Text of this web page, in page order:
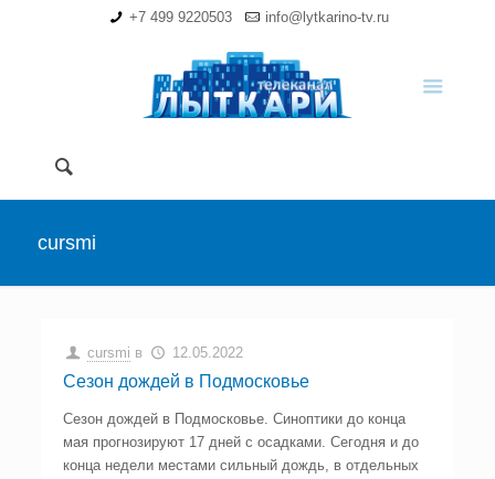
+7 499 9220503 info@lytkarino-tv.ru
cursmi
cursmi в 12.05.2022
Сезон дождей в Подмосковье
Сезон дождей в Подмосковье. Синоптики до конца
мая прогнозируют 17 дней с осадками. Сегодня и до
конца недели местами сильный дождь, в отдельных